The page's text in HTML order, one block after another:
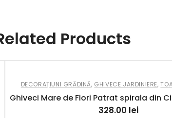
Products
DECORAȚIUNI GRĂDINĂ, GHIVECE JARDINIERE,
Ghiveci Mare de Flori Patrat spirala din
328.00 lei